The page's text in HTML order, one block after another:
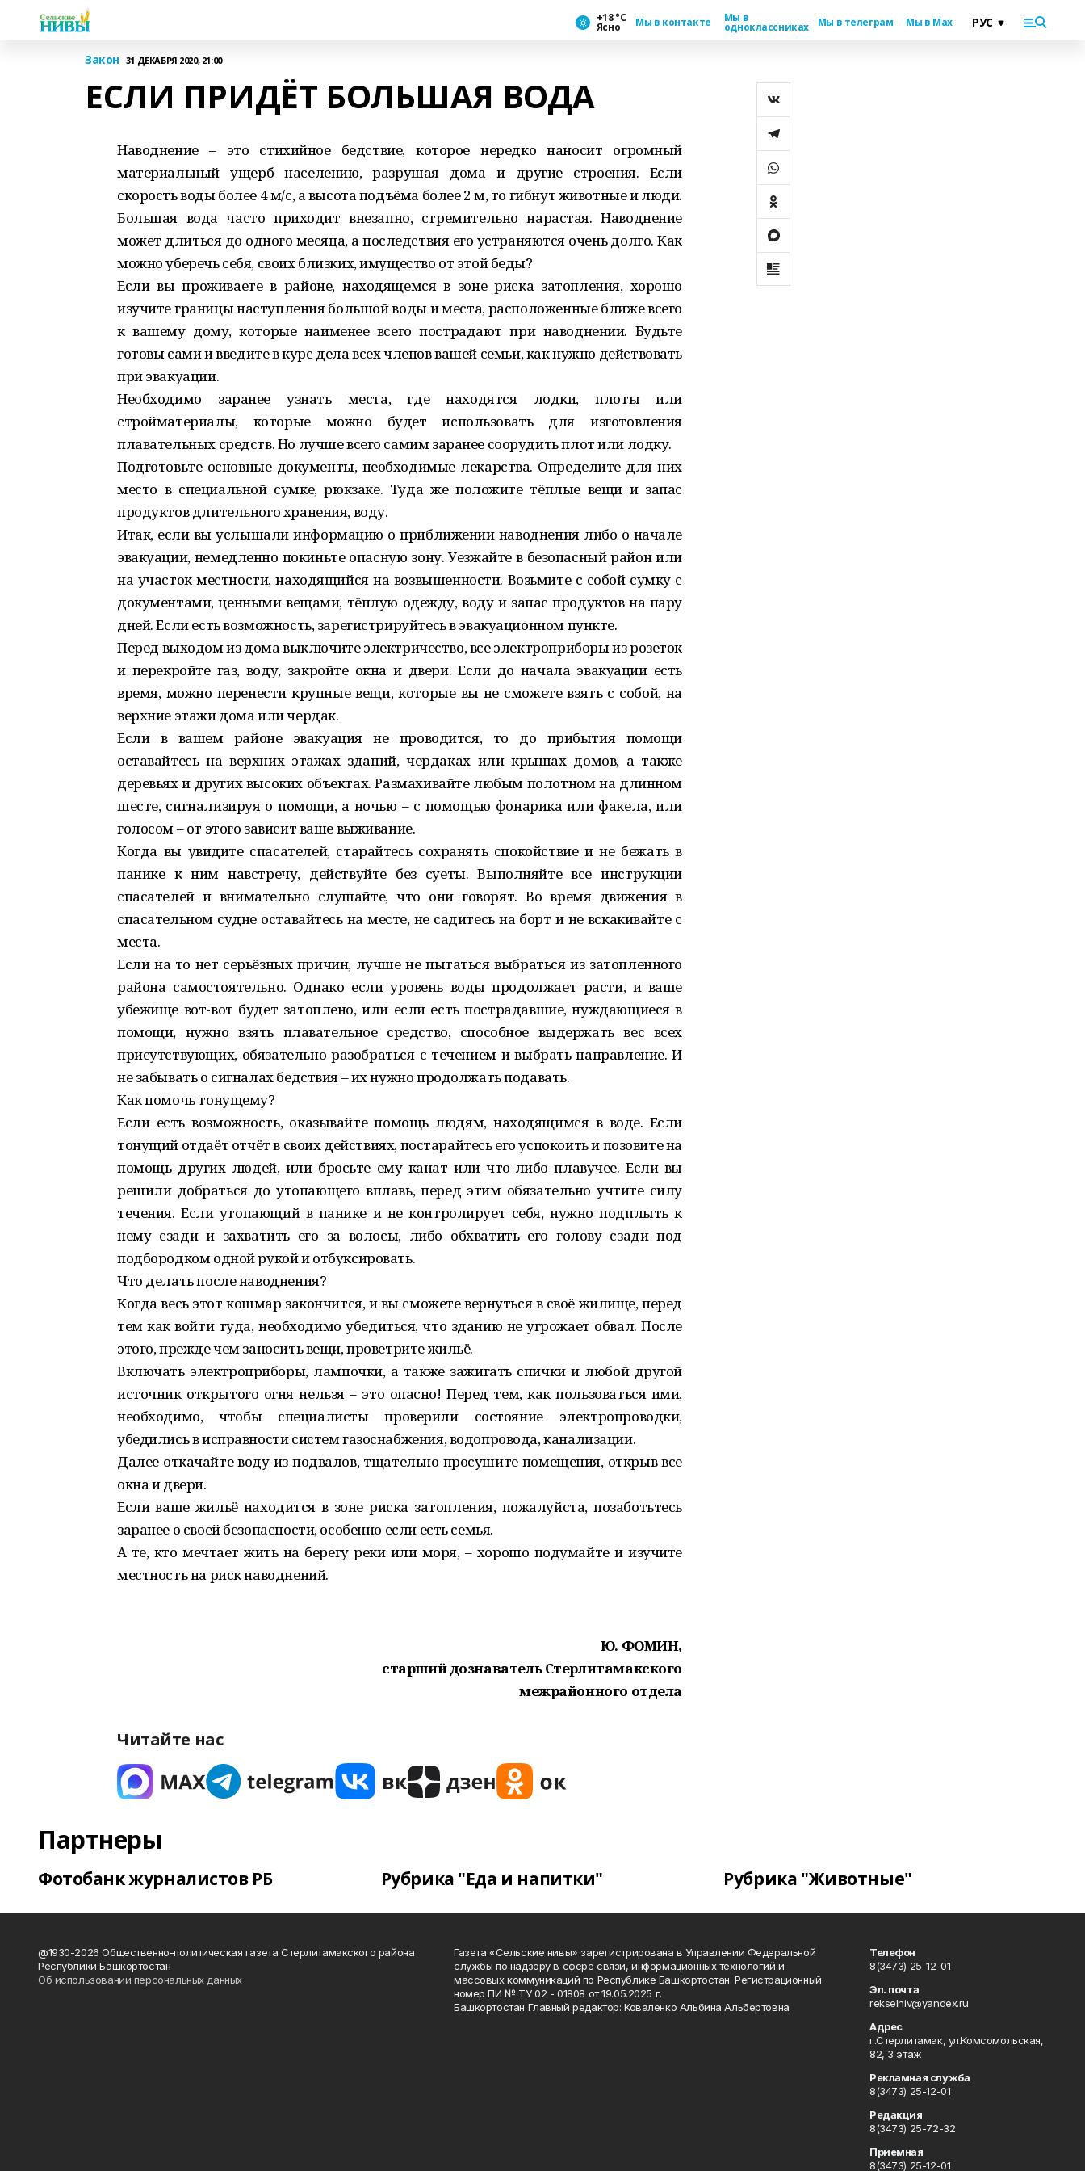
+18 °С
Ясно Мы в контакте Мы в
одноклассниках Мы в телеграм Мы в Max
Закон 31 ДЕКАБРЯ 2020, 21:00
ЕСЛИ ПРИДЁТ БОЛЬШАЯ ВОДА
Наводнение – это стихийное бедствие, которое нередко наносит огромный
материальный ущерб населению, разрушая дома и другие строения. Если
скорость воды более 4 м/с, а высота подъёма более 2 м, то гибнут животные и люди.
Большая вода часто приходит внезапно, стремительно нарастая. Наводнение
может длиться до одного месяца, а последствия его устраняются очень долго. Как
можно уберечь себя, своих близких, имущество от этой беды?
Если вы проживаете в районе, находящемся в зоне риска затопления, хорошо
изучите границы наступления большой воды и места, расположенные ближе всего
к вашему дому, которые наименее всего пострадают при наводнении. Будьте
готовы сами и введите в курс дела всех членов вашей семьи, как нужно действовать
при эвакуации.
Необходимо заранее узнать места, где находятся лодки, плоты или
стройматериалы, которые можно будет использовать для изготовления
плавательных средств. Но лучше всего самим заранее соорудить плот или лодку.
Подготовьте основные документы, необходимые лекарства. Определите для них
место в специальной сумке, рюкзаке. Туда же положите тёплые вещи и запас
продуктов длительного хранения, воду.
Итак, если вы услышали информацию о приближении наводнения либо о начале
эвакуации, немедленно покиньте опасную зону. Уезжайте в безопасный район или
на участок местности, находящийся на возвышенности. Возьмите с собой сумку с
документами, ценными вещами, тёплую одежду, воду и запас продуктов на пару
дней. Если есть возможность, зарегистрируйтесь в эвакуационном пункте.
Перед выходом из дома выключите электричество, все электроприборы из розеток
и перекройте газ, воду, закройте окна и двери. Если до начала эвакуации есть
время, можно перенести крупные вещи, которые вы не сможете взять с собой, на
верхние этажи дома или чердак.
Если в вашем районе эвакуация не проводится, то до прибытия помощи
оставайтесь на верхних этажах зданий, чердаках или крышах домов, а также
деревьях и других высоких объектах. Размахивайте любым полотном на длинном
шесте, сигнализируя о помощи, а ночью – с помощью фонарика или факела, или
голосом – от этого зависит ваше выживание.
Когда вы увидите спасателей, старайтесь сохранять спокойствие и не бежать в
панике к ним навстречу, действуйте без суеты. Выполняйте все инструкции
спасателей и внимательно слушайте, что они говорят. Во время движения в
спасательном судне оставайтесь на месте, не садитесь на борт и не вскакивайте с
места.
Если на то нет серьёзных причин, лучше не пытаться выбраться из затопленного
района самостоятельно. Однако если уровень воды продолжает расти, и ваше
убежище вот-вот будет затоплено, или если есть пострадавшие, нуждающиеся в
помощи, нужно взять плавательное средство, способное выдержать вес всех
присутствующих, обязательно разобраться с течением и выбрать направление. И
не забывать о сигналах бедствия – их нужно продолжать подавать.
Как помочь тонущему?
Если есть возможность, оказывайте помощь людям, находящимся в воде. Если
тонущий отдаёт отчёт в своих действиях, постарайтесь его успокоить и позовите на
помощь других людей, или бросьте ему канат или что-либо плавучее. Если вы
решили добраться до утопающего вплавь, перед этим обязательно учтите силу
течения. Если утопающий в панике и не контролирует себя, нужно подплыть к
нему сзади и захватить его за волосы, либо обхватить его голову сзади под
подбородком одной рукой и отбуксировать.
Что делать после наводнения?
Когда весь этот кошмар закончится, и вы сможете вернуться в своё жилище, перед
тем как войти туда, необходимо убедиться, что зданию не угрожает обвал. После
этого, прежде чем заносить вещи, проветрите жильё.
Включать электроприборы, лампочки, а также зажигать спички и любой другой
источник открытого огня нельзя – это опасно! Перед тем, как пользоваться ими,
необходимо, чтобы специалисты проверили состояние электропроводки,
убедились в исправности систем газоснабжения, водопровода, канализации.
Далее откачайте воду из подвалов, тщательно просушите помещения, открыв все
окна и двери.
Если ваше жильё находится в зоне риска затопления, пожалуйста, позаботьтесь
заранее о своей безопасности, особенно если есть семья.
А те, кто мечтает жить на берегу реки или моря, – хорошо подумайте и изучите
местность на риск наводнений.
Ю. ФОМИН,
старший дознаватель Стерлитамакского
межрайонного отдела
Читайте нас
Партнеры
Фотобанк журналистов РБ Рубрика "Еда и напитки" Рубрика "Животные"
@1930-2026 Общественно-политическая газета Стерлитамакского района
Республики Башкортостан
Об использовании персональных данных
Газета «Сельские нивы» зарегистрирована в Управлении Федеральной
службы по надзору в сфере связи, информационных технологий и
массовых коммуникаций по Республике Башкортостан. Регистрационный
номер ПИ № ТУ 02 - 01808 от 19.05.2025 г.
Башкортостан Главный редактор: Коваленко Альбина Альбертовна
Телефон
8(3473) 25-12-01
Эл. почта
rekselniv@yandex.ru
Адрес
г.Стерлитамак, ул.Комсомольская,
82, 3 этаж
Рекламная служба
8(3473) 25-12-01
Редакция
8(3473) 25-72-32
Приемная
8(3473) 25-12-01